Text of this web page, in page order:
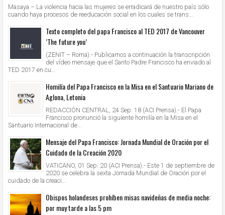
Masaya – La violencia hacia las mujeres se erradicará de nuestro país sólo
cuando haya procesos de reeducación social en los cuales se trans...
Texto completo del papa Francisco al TED 2017 de Vancouver
‘The future you’
(ZENIT – Roma).- Publicamos a continuación la transcripción
del vídeo mensaje que el Santo Padre Francisco ha enviado al
TED 2017 en cu...
Homilía del Papa Francisco en la Misa en el Santuario Mariano de
Aglona, Letonia
REDACCIÓN CENTRAL, 24 Sep. 18 (ACI Prensa).- El Papa
Francisco pronunció la siguiente homilía en la Misa en el
Santuario Internacional de...
Mensaje del Papa Francisco: Jornada Mundial de Oración por el
Cuidado de la Creación 2020
VATICANO, 01 Sep. 20 (ACI Prensa).- Este 1 de septiembre de
2020 se celebra la sexta Jornada Mundial de Oración por el
cuidado de la creaci...
Obispos holandeses prohíben misas navideñas de media noche:
por muy tarde a las 5 pm